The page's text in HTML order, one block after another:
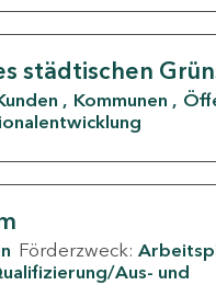
städtischen
Kommunen
Förderzweck:
Aus- und